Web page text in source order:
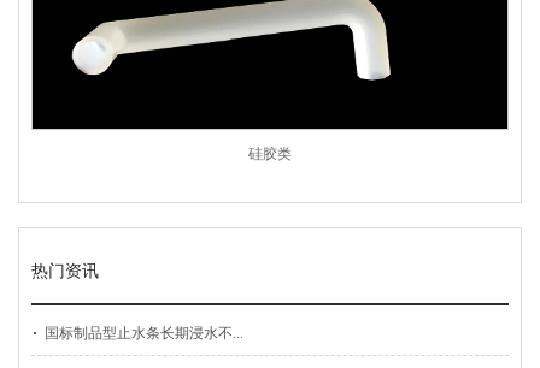
硅胶类
热门资讯
国标制品型止水条长期浸水不...